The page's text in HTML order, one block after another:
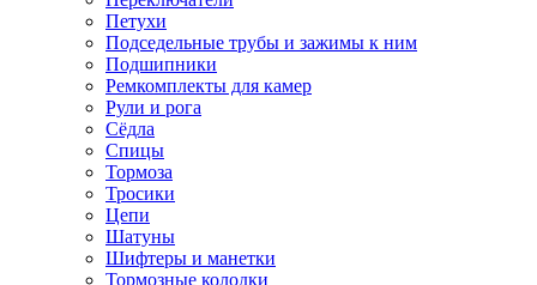
Петухи
Подседельные трубы и зажимы к ним
Подшипники
Ремкомплекты для камер
Рули и рога
Сёдла
Спицы
Тормоза
Тросики
Цепи
Шатуны
Шифтеры и манетки
Тормозные колодки